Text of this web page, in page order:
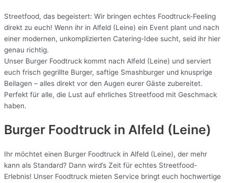
Streetfood, das begeistert: Wir bringen echtes Foodtruck-Feeling
direkt zu euch! Wenn ihr in Alfeld (Leine) ein Event plant und nach
einer modernen, unkomplizierten Catering-Idee sucht, seid ihr hier
genau richtig.
Unser Burger Foodtruck kommt nach Alfeld (Leine) und serviert
euch frisch gegrillte Burger, saftige Smashburger und knusprige
Beilagen – alles direkt vor den Augen eurer Gäste zubereitet.
Perfekt für alle, die Lust auf ehrliches Streetfood mit Geschmack
haben.
Burger Foodtruck in Alfeld (Leine)
Ihr möchtet einen Burger Foodtruck in Alfeld (Leine), der mehr
kann als Standard? Dann wird’s Zeit für echtes Streetfood-
Erlebnis! Unser Foodtruck mieten Service bringt euch hochwertige